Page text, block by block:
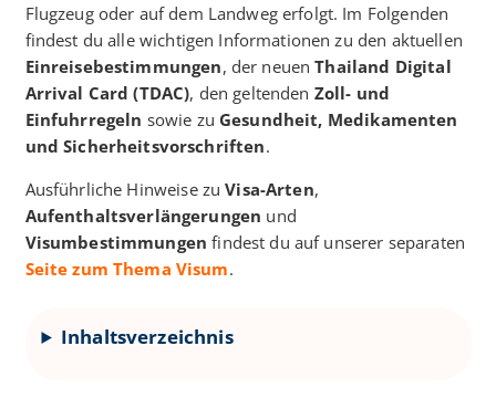
Flugzeug oder auf dem Landweg erfolgt. Im Folgenden
findest du alle wichtigen Informationen zu den aktuellen
Einreisebestimmungen, der neuenThailand Digital
Arrival Card (TDAC), den geltenden Zoll- und
Einfuhrregeln sowie zu Gesundheit, Medikamenten
und Sicherheitsvorschriften.
Ausführliche Hinweise zuVisa-Arten,
Aufenthaltsverlängerungen und
Visumbestimmungen findest du auf unserer separaten
Seite zum Thema Visum.
Inhaltsverzeichnis